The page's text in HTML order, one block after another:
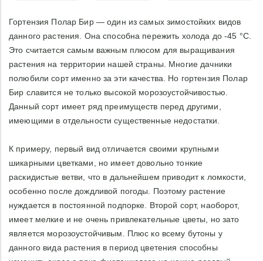
Гортензия Полар Бир — один из самых зимостойких видов
данного растения. Она способна пережить холода до -45 °С.
Это считается самым важным плюсом для выращивания
растения на территории нашей страны. Многие дачники
полюбили сорт именно за эти качества. Но гортензия Полар
Бир славится не только высокой морозоустойчивостью.
Данный сорт имеет ряд преимуществ перед другими,
имеющими в отдельности существенные недостатки.
К примеру, первый вид отличается своими крупными
шикарными цветками, но имеет довольно тонкие
раскидистые ветви, что в дальнейшем приводит к ломкости,
особенно после дождливой погоды. Поэтому растение
нуждается в постоянной подпорке. Второй сорт, наоборот,
имеет мелкие и не очень привлекательные цветы, но зато
является морозоустойчивым. Плюс ко всему бутоны у
данного вида растения в период цветения способны